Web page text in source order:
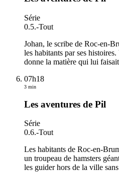
Série
0.5.-Tout
Johan, le scribe de Roc-en-
les habitants par ses
donne la matière qui lui
07h18
3 min
Les aventures de Pil
Série
0.6.-Tout
Les habitants de Roc-en-
un troupeau de hamsters
les guider hors de la ville